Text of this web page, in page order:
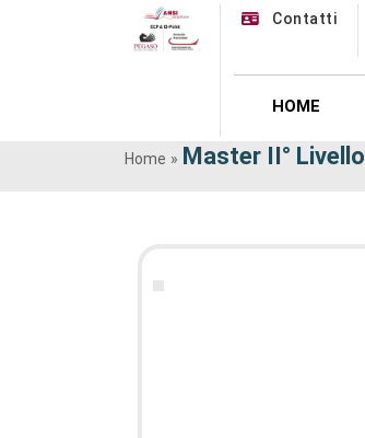
Contatti
HOME
Home » Master II° Livello